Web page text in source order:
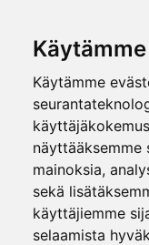
Käytämme
näyttääksemme
mainoksia,
sekä
käyttäjiemme
selaamista